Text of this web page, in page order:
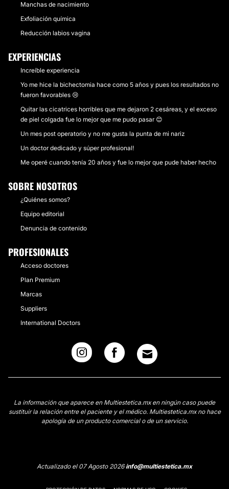
Manchas de nacimiento
Exfoliación química
Reducción labios vagina
EXPERIENCIAS
Increíble experiencia
Yo me hice la bichectomia hace como 5 años y pues los resultados no
fueron favorables 😢
Quitar las cicatrices horribles que me dejaron 2 cesáreas, y el exceso
de piel colgada fue lo mejor que me pudo pasar 😊
Un mes post operatorio y no me gusta la punta de mi nariz
Un doctor dedicado y súper profesional!
Me operé cuando tenía 20 años y fue lo mejor que pude haber hecho
SOBRE NOSOTROS
¿Quiénes somos?
Equipo editorial
Denuncia de contenido
PROFESIONALES
Acceso doctores
Plan Premium
Marcas
Suppliers
International Doctors
La información que aparece en Multiestetica.mx en ningún caso puede
sustituir la relación entre el paciente y el médico. Multiestetica.mx no hace
apología de un producto comercial o de un servicio.
Actualizado el 07 Agosto 2026info@multiestetica.mx